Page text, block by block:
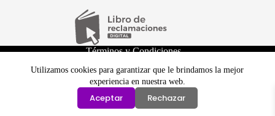
Utilizamos cookies para garantizar que le brindamos la mejor
experiencia en nuestra web.
Aceptar Rechazar
Términos y Condiciones
Política de cambios y devoluciones
Política de Envíos
Copyright © 2022 - inCompras Store tienda online de